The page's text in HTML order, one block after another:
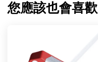
您應該也會喜歡